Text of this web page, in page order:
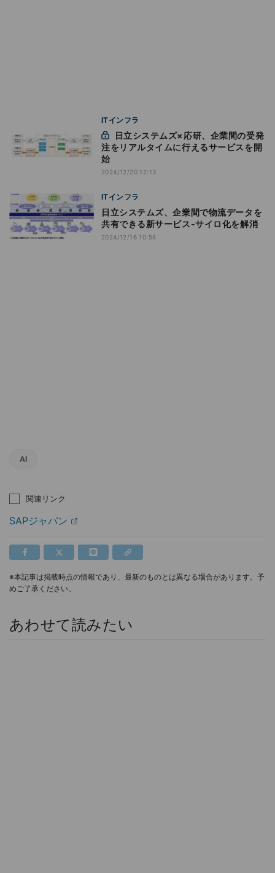
ITインフラ
注をリアルタイムに行えるサービスを開
始
2024/12/20 12:13
ITインフラ
日立システムズ、企業間で物流データを
共有できる新サービス‐サイロ化を解消
2024/12/16 10:58
AI
関連リンク
SAPジャパン
※本記事は掲載時点の情報であり、最新のものとは異なる場合があります。予
めご了承ください。
あわせて読みたい